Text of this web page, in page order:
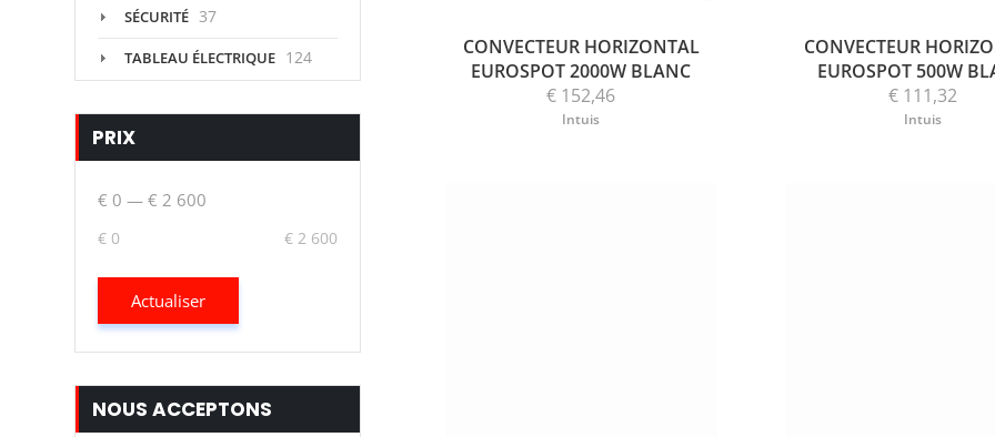
CONVECTEUR HORIZONTAL
EUROSPOT 2000W BLANC
€ 152,46
Intuis
CONVECTEUR
EUROSPOT 500W
€ 111,32
Intuis
SÉCURITÉ 37
TABLEAU ÉLECTRIQUE 124
PRIX
€ 0 — € 2 600
€ 0 € 2 600
Actualiser
NOUS ACCEPTONS